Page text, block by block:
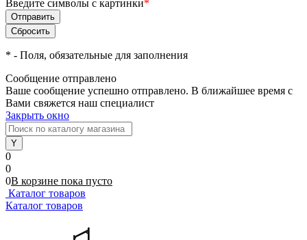
Введите символы с картинки*
* - Поля, обязательные для заполнения
Сообщение отправлено
Ваше сообщение успешно отправлено. В ближайшее время с
Вами свяжется наш специалист
Закрыть окно
0
0
0В корзине пока пусто
Каталог товаров
Каталог товаров